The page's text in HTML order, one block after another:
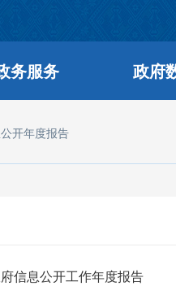
务服务 政府
开年度报告
信息公开工作年度报告